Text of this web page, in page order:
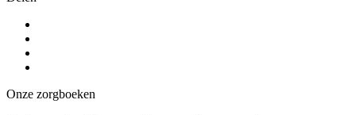
Onze zorgboeken